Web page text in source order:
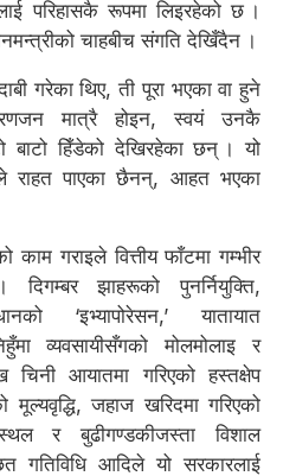
परिहासकै रूपमा लिइरहेको छ ।
चाहबीच संगति देखिँदैन ।
गरेका थिए, ती पूरा भएका वा हुने
मात्रै होइन, स्वयं उनकै
बाटो हिँडेको देखिरहेका छन् । यो
राहत पाएका छैनन्, आहत भएका
काम गराइले वित्तीय फाँटमा गम्भीर
झाहरूको पुनर्नियुक्ति,
‘इभ्यापोरेसन,’ यातायात
व्यवसायीसँगको मोलमोलाइ र
चिनी आयातमा गरिएको हस्तक्षेप
जहाज खरिदमा गरिएको
र बुढीगण्डकीजस्ता विशाल
गतिविधि आदिले यो सरकारलाई